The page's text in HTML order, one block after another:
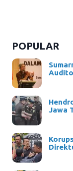
POPULAR
Jawa